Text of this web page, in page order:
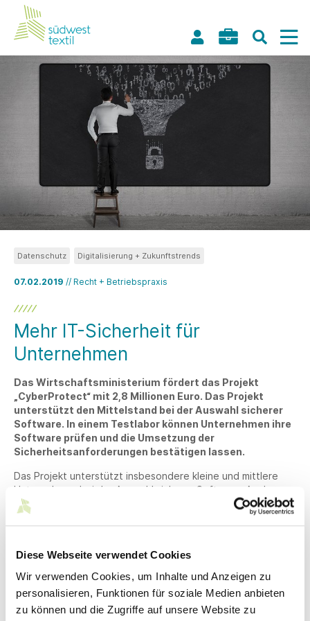
Diese Webseite verwendet Cookies
Wir verwenden Cookies, um Inhalte und Anzeigen zu
personalisieren, Funktionen für soziale Medien anbieten
zu können und die Zugriffe auf unsere Website zu
07.02.2019 // Recht + Betriebspraxis
Datenschutz Digitalisierung + Zukunftstrends
Mehr IT-Sicherheit für
Unternehmen
Das Wirtschaftsministerium fördert das Projekt
„CyberProtect“ mit 2,8 Millionen Euro. Das Projekt
unterstützt den Mittelstand bei der Auswahl sicherer
Software. In einem Testlabor können Unternehmen ihre
Software prüfen und die Umsetzung der
Sicherheitsanforderungen bestätigen lassen.
Das Projekt unterstützt insbesondere kleine und mittlere
Unternehmen bei der Auswahl sicherer Software. Auch
Firmen, die selbst Software entwickeln, erhalten
Hilfestellungen, um die Sicherheit ihrer Produkte und
mittelständischen Firmen zusammengearbeitet. So können
die Unternehmen in einem Security-Testlabor ihre Software
prüfen und die Umsetzung der Sicherheitsanforderungen